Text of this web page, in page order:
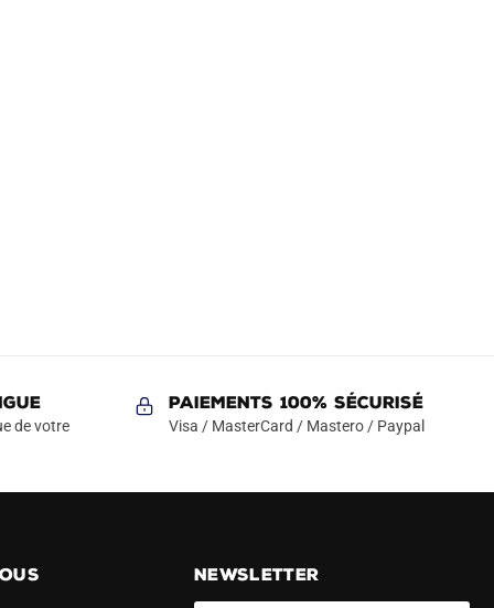
de votre
Paiements 100% Sécurisé
Visa / MasterCard / Mastero / Paypal
NEWSLETTER